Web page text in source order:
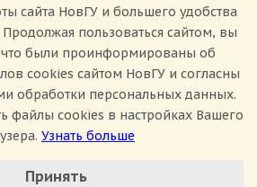
20-44
Сведения о доходах
сайта НовГУ и большего удобства
пользоваться сайтом, вы
что были проинформированы об
cookies сайтом НовГУ и согласны
обработки персональных данных.
файлы cookies в настройках Вашего
Узнать больше
Минимальные
Принять